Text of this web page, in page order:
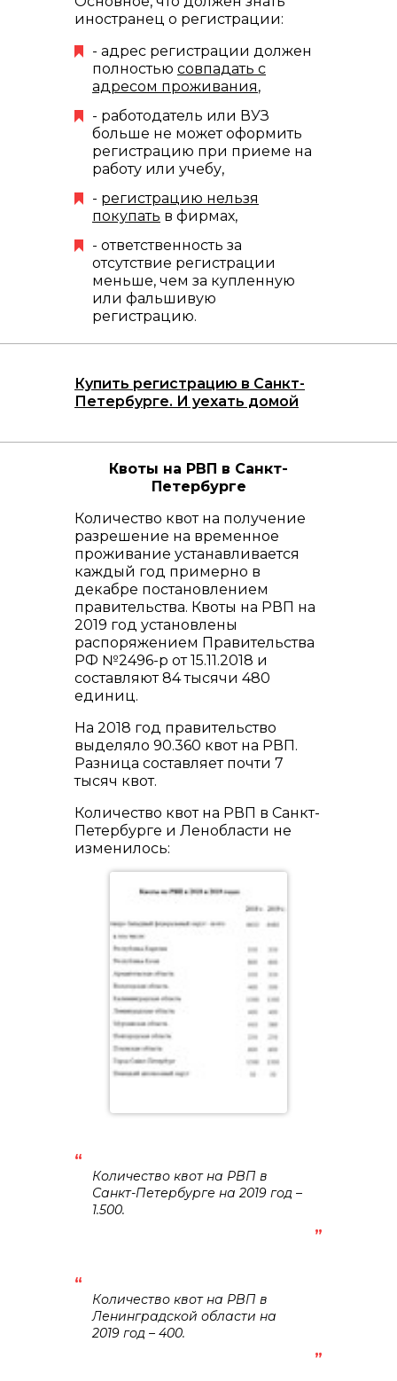
иностранец о регистрации:
- адрес регистрации должен
полностью совпадать с
адресом проживания,
- работодатель или ВУЗ
больше не может оформить
регистрацию при приеме на
работу или учебу,
- регистрацию нельзя
покупать в фирмах,
- ответственность за
отсутствие регистрации
меньше, чем за купленную
или фальшивую
регистрацию.
Купить регистрацию в Санкт-
Петербурге. И уехать домой
Квоты на РВП в Санкт-
Петербурге
Количество квот на получение
разрешение на временное
проживание устанавливается
каждый год примерно в
декабре постановлением
правительства. Квоты на РВП на
2019 год установлены
распоряжением Правительства
РФ №2496-р от 15.11.2018 и
составляют 84 тысячи 480
единиц.
На 2018 год правительство
выделяло 90.360 квот на РВП.
Разница составляет почти 7
тысяч квот.
Количество квот на РВП в Санкт-
Петербурге и Ленобласти не
изменилось:
Количество квот на РВП в
Санкт-Петербурге на 2019 год –
1.500.
Количество квот на РВП в
Ленинградской области на
2019 год – 400.